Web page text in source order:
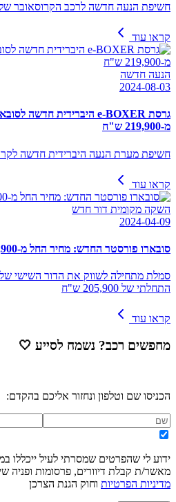
חשיפת הנעה חדשה לרכב הקרוסאובר
קראו עוד
הנעה חדשה
2024-08-03
מ-219,900 ש"ח
חשיפת מערת הנעה היברידית חדשה
קראו עוד
השקה מקומית דור חדש
2024-04-09
סובארו פורסטר החדש: מחיר החל מ-205,900 ש"ח
סמלת מתחילה לשווק את הדור השישי
התחלתי של 205,900 ש"ח
קראו עוד
מחפשים רכב? נשמח לסייע 🤍
הכניסו שם וטלפון ונחזור אליכם בהקדם:
ידוע לי שהפרטים שמסרתי לעיל ייכללו
מאשר/ת קבלת דיוורים, פרסומות ופניה
מדיניות הפרטיות וחוק הגנת הצרכן